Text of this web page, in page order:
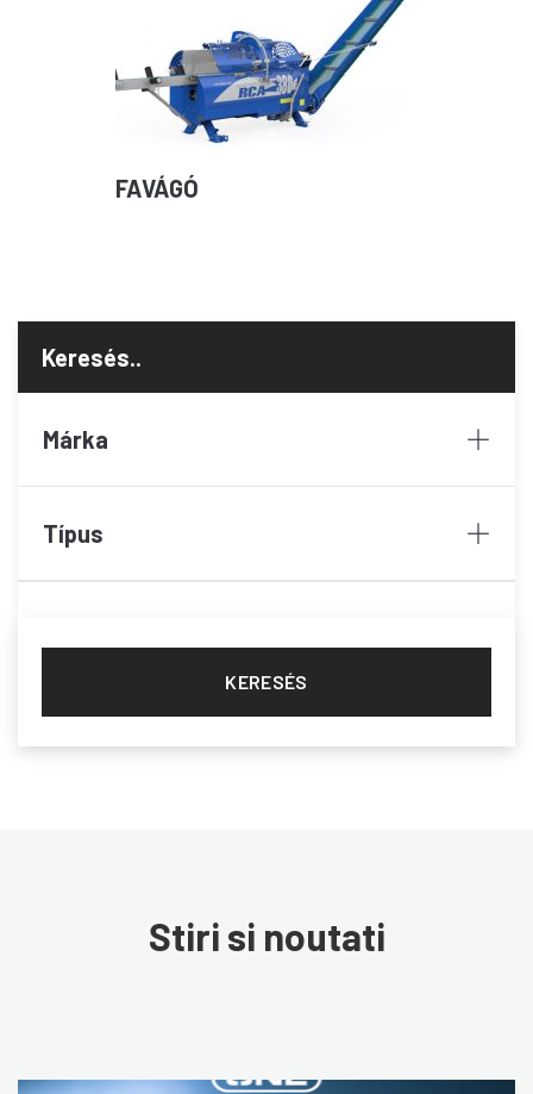
FAVÁGÓ
Márka
Típus
KERESÉS
Stiri si noutati